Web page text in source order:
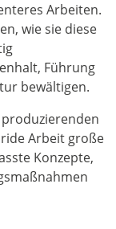
Arbeiten.
wie sie diese
Führung
bewältigen.
Arbeit große
Konzepte,